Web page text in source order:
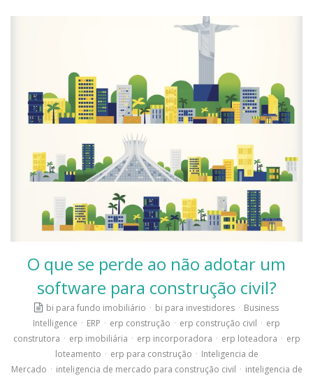
O que se perde ao não adotar um
software para construção civil?
bi para fundo imobiliário · bi para investidores · Business
Intelligence · ERP · erp construção · erp construção civil · erp
construtora · erp imobiliária · erp incorporadora · erp loteadora · erp
loteamento · erp para construção · Inteligencia de
Mercado · inteligencia de mercado para construção civil · inteligencia de